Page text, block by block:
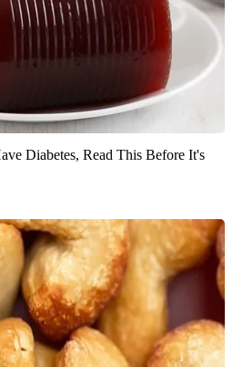
Diabetes, Read This Before It's